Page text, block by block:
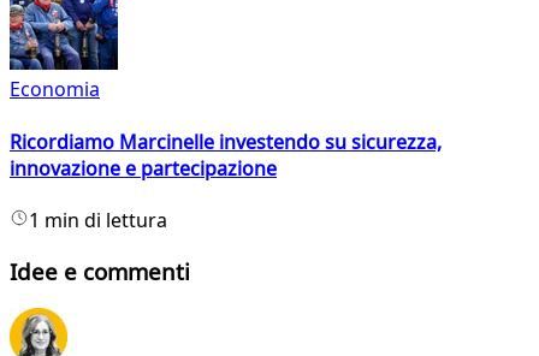
Economia
Ricordiamo Marcinelle investendo su sicurezza,
innovazione e partecipazione
1 min di lettura
Idee e commenti